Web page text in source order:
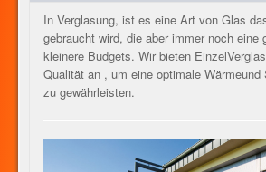
UNSERE DIENSTLEISTUNGEN
KONTAKT
In Verglasung, ist es eine Art von Glas
gebraucht wird, die aber immer noch eine
kleinere Budgets. Wir bieten
Qualität an , um eine optimale Wärmeund
zu gewährleisten.